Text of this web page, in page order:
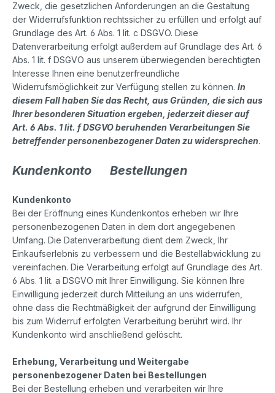
Zweck, die gesetzlichen Anforderungen an die Gestaltung
der Widerrufsfunktion rechtssicher zu erfüllen und erfolgt auf
Grundlage des Art. 6 Abs. 1 lit. c DSGVO. Diese
Datenverarbeitung erfolgt außerdem auf Grundlage des Art. 6
Abs. 1 lit. f DSGVO aus unserem überwiegenden berechtigten
Interesse Ihnen eine benutzerfreundliche
Widerrufsmöglichkeit zur Verfügung stellen zu können. In
diesem Fall haben Sie das Recht, aus Gründen, die sich aus
Ihrer besonderen Situation ergeben, jederzeit dieser auf
Art. 6 Abs. 1 lit. f DSGVO beruhenden Verarbeitungen Sie
betreffender personenbezogener Daten zu widersprechen.
Kundenkonto Bestellungen
Kundenkonto
Bei der Eröffnung eines Kundenkontos erheben wir Ihre
personenbezogenen Daten in dem dort angegebenen
Umfang. Die Datenverarbeitung dient dem Zweck, Ihr
Einkaufserlebnis zu verbessern und die Bestellabwicklung zu
vereinfachen. Die Verarbeitung erfolgt auf Grundlage des Art.
6 Abs. 1 lit. a DSGVO mit Ihrer Einwilligung. Sie können Ihre
Einwilligung jederzeit durch Mitteilung an uns widerrufen,
ohne dass die Rechtmäßigkeit der aufgrund der Einwilligung
bis zum Widerruf erfolgten Verarbeitung berührt wird. Ihr
Kundenkonto wird anschließend gelöscht.
Erhebung, Verarbeitung und Weitergabe
personenbezogener Daten bei Bestellungen
Bei der Bestellung erheben und verarbeiten wir Ihre